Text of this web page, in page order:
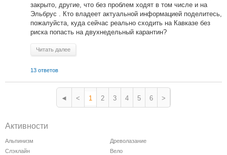
закрыто, другие, что без проблем ходят в том числе и на
Эльбрус . Кто владеет актуальной информацией поделитесь,
пожалуйста, куда сейчас реально сходить на Кавказе без
риска попасть на двухнедельный карантин?
Читать далее
13 ответов
◄ < 1 2 3 4 5 6 >
Активности
Альпинизм
Древолазание
Слэклайн
Вело